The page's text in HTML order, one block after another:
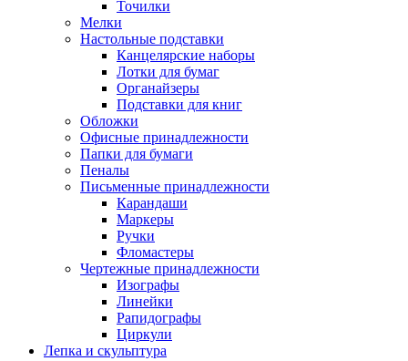
Точилки
Мелки
Настольные подставки
Канцелярские наборы
Лотки для бумаг
Органайзеры
Подставки для книг
Обложки
Офисные принадлежности
Папки для бумаги
Пеналы
Письменные принадлежности
Карандаши
Маркеры
Ручки
Фломастеры
Чертежные принадлежности
Изографы
Линейки
Рапидографы
Циркули
Лепка и скульптура